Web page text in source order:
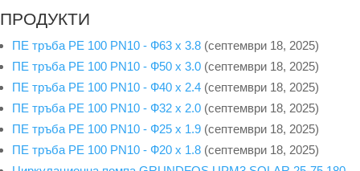
ПРОДУКТИ
ПЕ тръба PE 100 PN10 - Ф63 х 3.8 (септември 18, 2025)
ПЕ тръба PE 100 PN10 - Ф50 х 3.0 (септември 18, 2025)
ПЕ тръба PE 100 PN10 - Ф40 x 2.4 (септември 18, 2025)
ПЕ тръба PE 100 PN10 - Ф32 х 2.0 (септември 18, 2025)
ПЕ тръба PE 100 PN10 - Ф25 х 1.9 (септември 18, 2025)
ПЕ тръба PE 100 PN10 - Ф20 x 1.8 (септември 18, 2025)